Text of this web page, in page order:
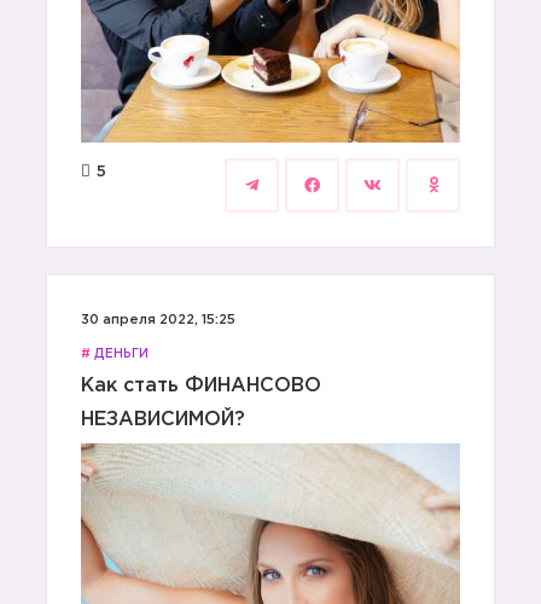
5
30 апреля 2022, 15:25
# ДЕНЬГИ
Как стать ФИНАНСОВО
НЕЗАВИСИМОЙ?